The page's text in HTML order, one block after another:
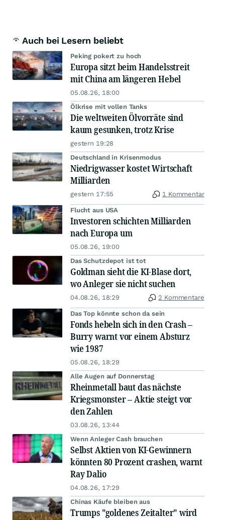
Auch bei Lesern beliebt
Peking pokert zu hoch
Europa sitzt beim Handelsstreit
mit China am längeren Hebel
05.08.26, 18:00
Ölkrise mit vollen Tanks
Die weltweiten Ölvorräte sind
kaum gesunken, trotz Krise
gestern 19:28
Deutschland in Krisenmodus
Niedrigwasser kostet Wirtschaft
Milliarden
gestern 17:55 1 Kommentar
Flucht aus USA
Investoren schichten Milliarden
nach Europa um
05.08.26, 19:00
Das Schutzdepot ist tot
Goldman sieht die KI-Blase dort,
wo Anleger sie nicht suchen
04.08.26, 18:29 2 Kommentare
Das Top könnte schon da sein
Fonds hebeln sich in den Crash –
Burry warnt vor einem Absturz
wie 1987
05.08.26, 18:29
Alle Augen auf Donnerstag
Rheinmetall baut das nächste
Kriegsmonster – Aktie steigt vor
den Zahlen
03.08.26, 13:44
Wenn Anleger Cash brauchen
Selbst Aktien von KI-Gewinnern
könnten 80 Prozent crashen, warnt
Ray Dalio
04.08.26, 17:29
Chinas Käufe bleiben aus
Trumps "goldenes Zeitalter" wird